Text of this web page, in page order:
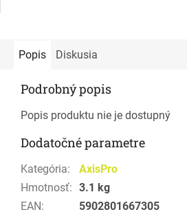
Popis Diskusia
Podrobný popis
Popis produktu nie je dostupný
Dodatočné parametre
Kategória:
AxisPro
Hmotnosť: 3.1 kg
EAN: 5902801667305